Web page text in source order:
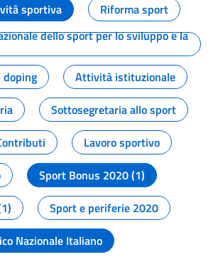
sportiva
Riforma sport
dello sport per lo sviluppo e la
doping
Attività istituzionale
Sottosegretaria allo sport
Lavoro sportivo
Sport Bonus 2020 (1)
Sport e periferie 2020
Nazionale Italiano